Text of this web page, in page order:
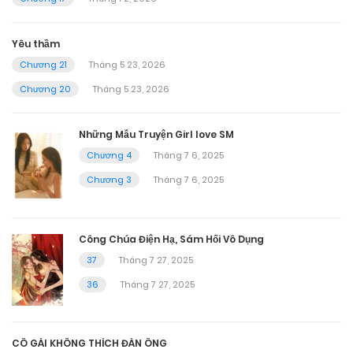
Yêu thầm
Chương 21
Tháng 5 23, 2026
Chương 20
Tháng 5 23, 2026
Những Mẫu Truyện Girl love SM
Chương 4
Tháng 7 6, 2025
Chương 3
Tháng 7 6, 2025
Công Chúa Điện Hạ, Sám Hối Vô Dụng
37
Tháng 7 27, 2025
36
Tháng 7 27, 2025
CÔ GÁI KHÔNG THÍCH ĐÀN ÔNG